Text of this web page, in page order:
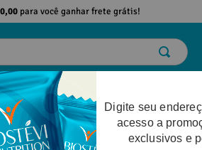
para você ganhar frete grátis!
DESEMPENHO FÍSICO
60 cápsulas
Digite seu
acesso a
exclusivos e